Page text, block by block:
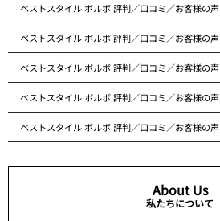
ベストスタイル ボルボ 評判／口コミ／お客様の声
ベストスタイル ボルボ 評判／口コミ／お客様の声
ベストスタイル ボルボ 評判／口コミ／お客様の声
ベストスタイル ボルボ 評判／口コミ／お客様の声
ベストスタイル ボルボ 評判／口コミ／お客様の声
About Us
私たちについて